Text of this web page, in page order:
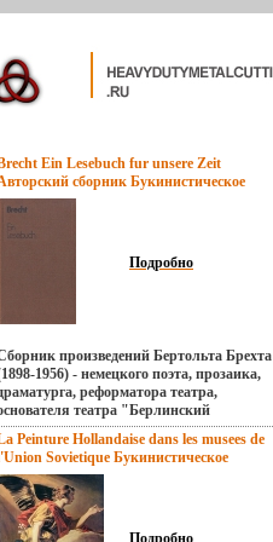
Ein Lesebuch fur unsere Zeit
сборник Букинистическое
Сохранность: Хорошая
Издательство: Aufbau-Verlag, 1980 г
Твердый переплет, 486 стр Язык:
Немецкий инфо 4971x.Подробно
произведений Бертольта Брехта
1956) - немецкого поэта, прозаика,
реформатора театра,
театра "Берлинский
Книга на немецком языке
Бертольт Бребьллмхт Bertolt
Родился в Аугсбурге Его отец
бумажной фабрикой Учился в
университете на
факультете Свою первую
- "Ваал" - написал в 1918 году
Peinture Hollandaise dans les musees de
Sovietique Букинистическое
Сохранность: Отличная
Аврора, 1983 г
520 стр ISBN 2-7022-0-
152-0 инфо 5191x.
Подробно